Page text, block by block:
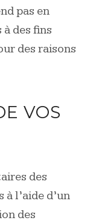
pas en
des fins
des raisons
VOS
des
l’aide d’un
des